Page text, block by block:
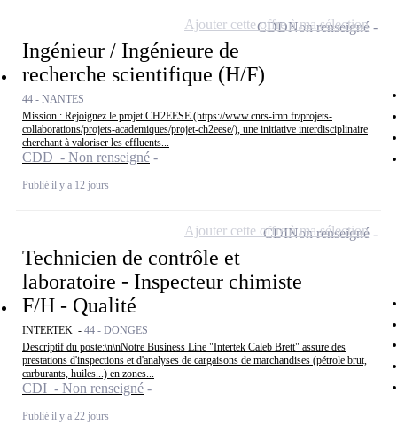
Ingénieur / Ingénieure de
recherche scientifique (H/F)
44 - NANTES
Mission : Rejoignez le projet CH2EESE (https://www.cnrs-imn.fr/projets-
collaborations/projets-academiques/projet-ch2eese/), une initiative interdisciplinaire
cherchant à valoriser les effluents...
CDD - Non renseigné
Publié il y a 12 jours
CDDNon renseigné
Ajouter cette offre à ma sélection
Technicien de contrôle et
laboratoire - Inspecteur chimiste
F/H - Qualité
INTERTEK - 44 - DONGES
Descriptif du poste:\n\nNotre Business Line "Intertek Caleb Brett" assure des
prestations d'inspections et d'analyses de cargaisons de marchandises (pétrole brut,
carburants, huiles...) en zones...
CDI - Non renseigné
Publié il y a 22 jours
CDINon renseigné
Ajouter cette offre à ma sélection